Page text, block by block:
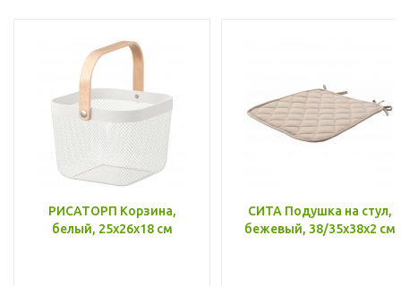
РИСАТОРП Корзина,
белый, 25x26x18 см
СИТА Подушка на стул,
бежевый, 38/35x38x2 см